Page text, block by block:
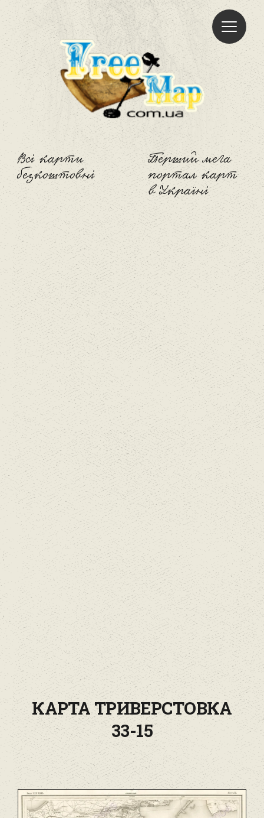
Всі карти
безкоштовні
Freemap
Перший мега
портал карт
в Україні
КАРТА ТРИВЕРСТОВКА
33-15